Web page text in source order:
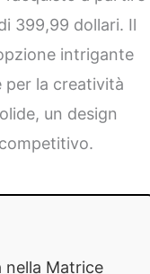
399,99 dollari. Il
intrigante
per la creatività
un design
nella Matrice